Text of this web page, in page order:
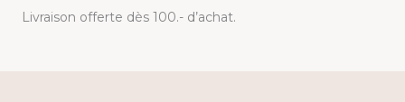
Livraison offerte dès 100.- d’achat.